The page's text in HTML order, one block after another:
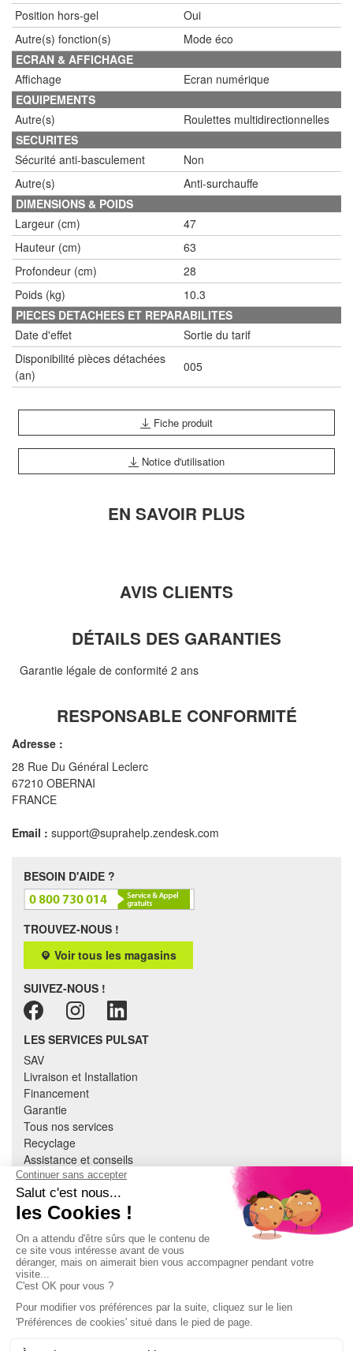
Position hors-gel
Oui
Autre(s) fonction(s)
Mode éco
ECRAN & AFFICHAGE
Affichage
Ecran numérique
EQUIPEMENTS
Autre(s)
Roulettes multidirectionnelles
SECURITES
Sécurité anti-basculement
Non
Autre(s)
Anti-surchauffe
DIMENSIONS & POIDS
Largeur (cm)
47
Hauteur (cm)
63
Profondeur (cm)
28
Poids (kg)
10.3
PIECES DETACHEES ET REPARABILITES
Date d'effet
Sortie du tarif
Disponibilité pièces détachées
(an)
005
Fiche produit
Notice d'utilisation
EN SAVOIR PLUS
AVIS CLIENTS
DÉTAILS DES GARANTIES
Garantie légale de conformité 2 ans
RESPONSABLE CONFORMITÉ
Adresse :
28 Rue Du Général Leclerc
67210 OBERNAI
FRANCE
Email : support@suprahelp.zendesk.com
BESOIN D'AIDE ?
TROUVEZ-NOUS !
Voir tous les magasins
SUIVEZ-NOUS !
LES SERVICES PULSAT
SAV
Livraison et Installation
Financement
Garantie
Tous nos services
Recyclage
Assistance et conseils
Cuisine équipée
Literie
Nous contacter
À PROPOS
CGV
Mentions légales
Données personnelles
Devenir adhérent